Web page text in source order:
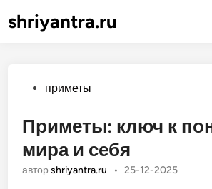
shriyantra.ru
Опубликовано
приметы
Приметы: ключ к
мира и себя
авторshriyantra.ru • 25-12-2025